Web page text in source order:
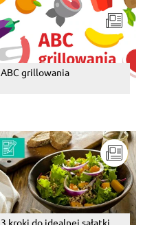
ABC grillowania
3 kroki do idealnej sałatki